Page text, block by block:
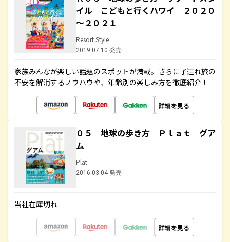
イル こどもと行くハワイ ２０２０
～２０２１
Resort Style
2019.07.10 発売
家族みんなが楽しい話題のスポットが満載。さらに子連れ旅の
不安を解消するノウハウや、年齢別の楽しみ方を徹底紹介！
詳細を見る
０５ 地球の歩き方 Ｐｌａｔ グア
ム
Plat
2016.03.04 発売
当社在庫切れ
詳細を見る